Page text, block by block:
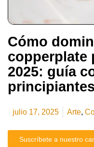
Cómo
copperplate
2025: guía
julio 17, 2025 Arte,
Suscríbete a nuestro